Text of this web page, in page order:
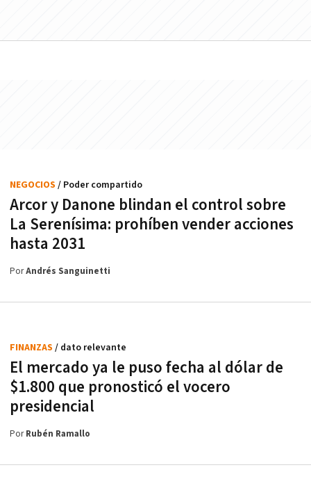
Arcor y Danone blindan el control sobre
La Serenísima: prohíben vender acciones
hasta 2031
NEGOCIOS / Poder compartido
PorAndrés Sanguinetti
El mercado ya le puso fecha al dólar de
$1.800 que pronosticó el vocero
presidencial
FINANZAS / dato relevante
PorRubén Ramallo